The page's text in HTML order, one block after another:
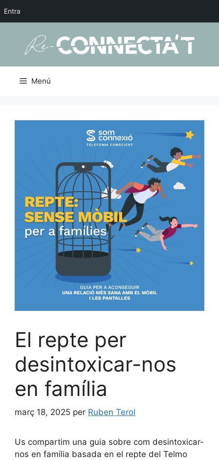
Entra
Menú
El repte per
desintoxicar-nos
en família
març 18, 2025 per Ruben Terol
Us compartim una guia sobre com desintoxicar-
nos en família basada en el repte del Telmo